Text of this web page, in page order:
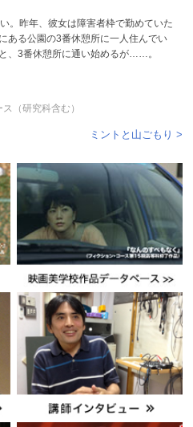
。昨年、彼女は障害者枠で勤めていた
ある公園の3番休憩所に一人住んでい
、3番休憩所に通い始めるが……。
（研究科含む）
ミントと山ごもり >